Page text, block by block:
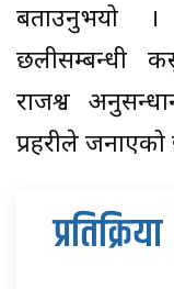
बताउनुभयो ।
छलीसम्बन्धी
राजश्व
प्रहरीले जनाएको
प्रतिक्रिया